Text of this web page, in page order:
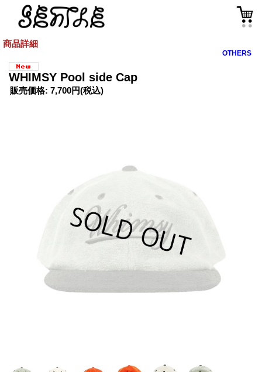
商品詳細
OTHERS
WHIMSY Pool side Cap
販売価格: 7,700円(税込)